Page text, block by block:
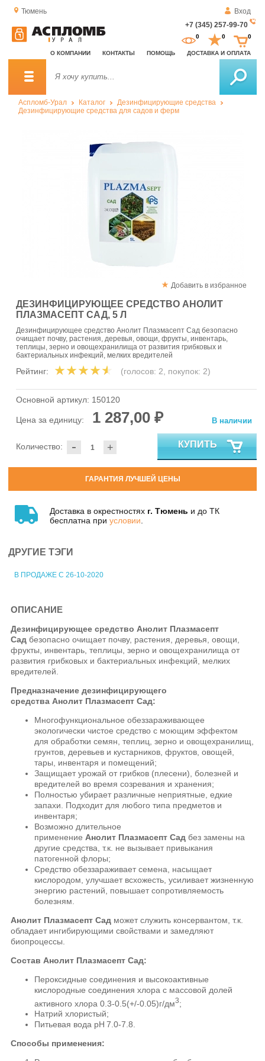
Тюмень
Вход
+7 (345) 257-99-70
О КОМПАНИИ КОНТАКТЫ ПОМОЩЬ ДОСТАВКА И ОПЛАТА
0 0 0
Аспломб-Урал Каталог
Дезинфицирующие средства
Дезинфицирующие средства для садов и ферм
Добавить в избранное
ДЕЗИНФИЦИРУЮЩЕЕ СРЕДСТВО АНОЛИТ
ПЛАЗМАСЕПТ САД, 5 Л
Дезинфицирующее средство Анолит Плазмасепт Сад безопасно
очищает почву, растения, деревья, овощи, фрукты, инвентарь,
теплицы, зерно и овощехранилища от развития грибковых и
бактериальных инфекций, мелких вредителей
Рейтинг: (голосов: 2, покупок: 2)
Основной артикул: 150120
Цена за единицу: 1 287,00 ₽
- +
Количество:
В наличии
КУПИТЬ
ГАРАНТИЯ ЛУЧШЕЙ ЦЕНЫ
Доставка в окрестностях г. Тюмень и до ТК
бесплатна при условии
ДРУГИЕ ТЭГИ
В ПРОДАЖЕ С 26-10-2020
ОПИСАНИЕ
Дезинфицирующее средство Анолит Плазмасепт
Сад безопасно очищает почву, растения, деревья, овощи,
фрукты, инвентарь, теплицы, зерно и овощехранилища от
развития грибковых и бактериальных инфекций, мелких
вредителей.
Предназначение дезинфицирующего
средства Анолит Плазмасепт Сад:
Многофункциональное обеззараживающее
экологически чистое средство с моющим эффектом
для обработки семян, теплиц, зерно и овощехранилищ,
грунтов, деревьев и кустарников, фруктов, овощей,
тары, инвентаря и помещений;
Защищает урожай от грибков (плесени), болезней и
вредителей во время созревания и хранения;
Полностью убирает различные неприятные, едкие
запахи. Подходит для любого типа предметов и
инвентаря;
Возможно длительное
применение Анолит Плазмасепт Сад без замены на
другие средства, т.к. не вызывает привыкания
патогенной флоры;
Средство обеззараживает семена, насыщает
кислородом, улучшает всхожесть, усиливает жизненную
энергию растений, повышает сопротивляемость
болезням.
Анолит Плазмасепт Сад может служить консервантом, т.к.
обладает ингибирующими свойствами и замедляют
биопроцессы.
Состав Анолит Плазмасепт Сад:
Пероксидные соединения и высокоактивные
кислородные соединения хлора с массовой долей
активного хлора 0.3-0.5(+/-0.05)г/дм3;
Натрий хлористый;
Питьевая вода рH 7.0-7.8.
Способы применения: